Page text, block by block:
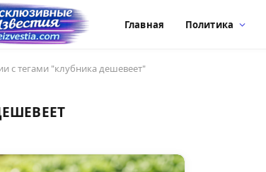
Главная Политика
с тегами "клубника дешевеет"